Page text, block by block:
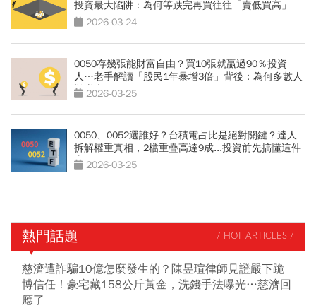
投資最大陷阱：為何等跌完再買往往「賣低買高」
2026-03-24
0050存幾張能財富自由？買10張就贏過90％投資
人…老手解讀「股民1年暴增3倍」背後：為何多數人
難賺大錢
2026-03-25
0050、0052選誰好？台積電占比是絕對關鍵？達人
拆解權重真相，2檔重疊高達9成...投資前先搞懂這件
事 2026-03-25
熱門話題 / HOT ARTICLES /
慈濟遭詐騙10億怎麼發生的？陳昱瑄律師見證嚴下跪
博信任！豪宅藏158公斤黃金，洗錢手法曝光…慈濟回
應了